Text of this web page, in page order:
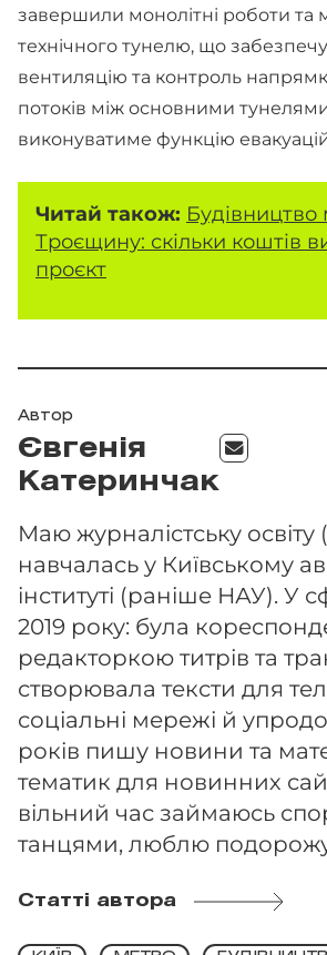
завершили монолітні роботи та
технічного тунелю, що
вентиляцію та контроль
потоків між основними
виконуватиме функцію
Читай також: Будівництво
Троєщину: скільки коштів
проєкт
Автор
Євгенія
Катеринчак
Маю журналістську освіту
навчалась у Київському
інституті (раніше НАУ). У
2019 року: була
редакторкою титрів та
створювала тексти для
соціальні мережі й
років пишу новини та
тематик для новинних
вільний час займаюсь
танцями, люблю
Статті автора